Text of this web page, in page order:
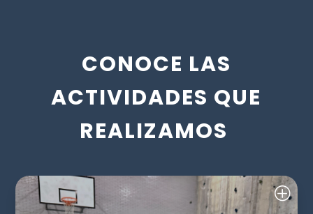
CONOCE LAS
ACTIVIDADES QUE
REALIZAMOS